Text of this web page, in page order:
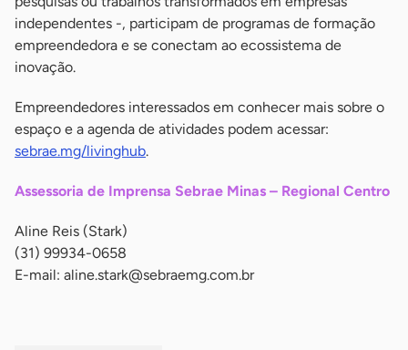
independentes -, participam de programas de formação
empreendedora e se conectam ao ecossistema de
inovação.
Empreendedores interessados em conhecer mais sobre o
espaço e a agenda de atividades podem acessar:
sebrae.mg/livinghub.
Assessoria de Imprensa Sebrae Minas – Regional Centro
Aline Reis (Stark)
(31) 99934-0658
E-mail: aline.stark@sebraemg.com.br